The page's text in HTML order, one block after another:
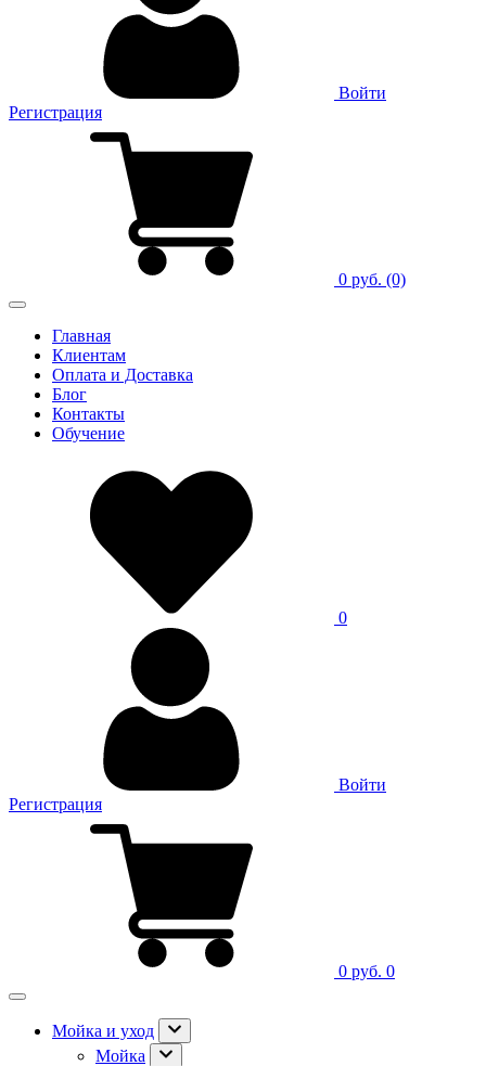
Войти
Регистрация
0 руб. (0)
Главная
Клиентам
Оплата и Доставка
Блог
Контакты
Обучение
0
Войти
Регистрация
0 руб. 0
Мойка и уход
Мойка